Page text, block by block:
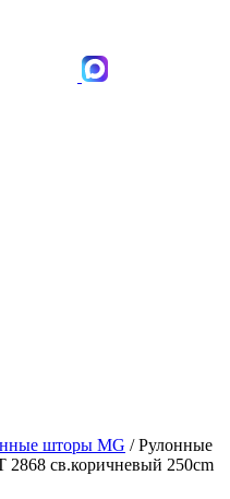
шторы MG / Рулонные
св.коричневый 250cm